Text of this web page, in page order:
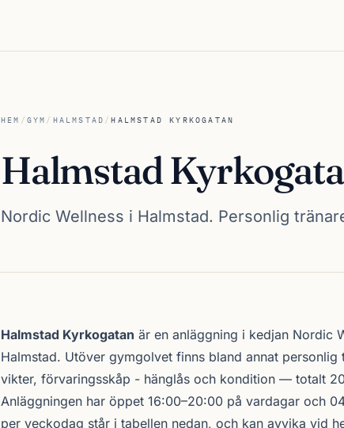
HEM / GYM / HALMSTAD /HALMSTAD KYRKOGATAN
Halmstad
Nordic Wellness i Halmstad. Personlig
Om Halmstad Kyrkogatan
Halmstad Kyrkogatan är en anläggning i kedjan Nordic
Halmstad. Utöver gymgolvet finns bland annat
vikter, förvaringsskåp - hänglås och kondition — totalt
Anläggningen har öppet 16:00–20:00 på vardagar och
per veckodag står i tabellen nedan, och kan avvika vid